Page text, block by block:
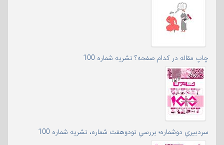
چاپ مقاله در کدام صفحه؟ نشریه شماره 100
سردبیریِ دوشماره؛ بررسیِ نودوهفت شماره، نشریه شماره 100